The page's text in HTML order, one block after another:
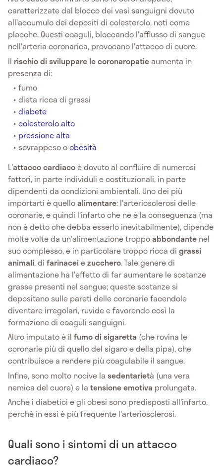
caratterizzate dal blocco dei vasi sanguigni dovuto
all'accumulo dei depositi di colesterolo, noti come
placche. Questi coaguli, bloccando l'afflusso di sangue
nell'arteria coronarica, provocano l'attacco di cuore.
Il rischio di sviluppare le coronaropatie aumenta in
presenza di:
fumo
dieta ricca di grassi
diabete
colesterolo alto
pressione alta
sovrappeso oobesità
L'attacco cardiacoè dovuto al confluire di numerosi
fattori, in parte individuli e costituzionali, in parte
dipendenti da condizioni ambientali. Uno dei più
importarti è quelloalimentare: l'arteriosclerosi delle
coronarie, e quindi l'infarto che ne è la conseguenza (ma
non è detto che debba esserlo inevitabilmente), dipende
molte volte da un'alimentazione troppoabbondante nel
suo complesso, e in particolare troppo ricca di grassi
animali, di farinaceiezucchero. Tale genere di
alimentazione ha l'effetto di far aumentare le sostanze
grasse presenti nel sangue; queste sostanze si
depositano sulle pareti delle coronarie facendole
diventare irregolari, ruvide e favorendo così la
formazione di coaguli sanguigni.
Altro imputato è il fumo di sigaretta (che rovina le
coronarie più di quello del sigaro e della pipa), che
contribuisce a rendere più coagulabile il sangue.
Infine, sono molto nocive la sedentarietà (una vera
nemica del cuore) e la tensione emotiva prolungata.
Anche i diabetici e gli obesi sono predisposti all'infarto,
perchè in essi è più frequente l'arteriosclerosi.
Quali sono i sintomi di un attacco
cardiaco?